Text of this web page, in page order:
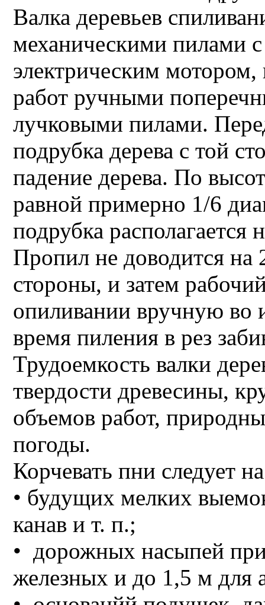
Валка деревьев
механическими пилами
электрическим
работ ручными
лучковыми пилами.
подрубка дерева с той
падение дерева. По
равной примерно 1/6
подрубка
Пропил не доводится
стороны, и затем
опиливании вручную во
время пиления в рез
Трудоемкость валки
твердости древесины,
объемов работ,
погоды.
Корчевать пни
• будущих мелких
канав и т. п.;
• дорожных насыпей
железных и до 1,5 м для